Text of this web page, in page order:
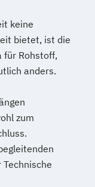
keine
bietet, ist die
für Rohstoff,
anders.
zum